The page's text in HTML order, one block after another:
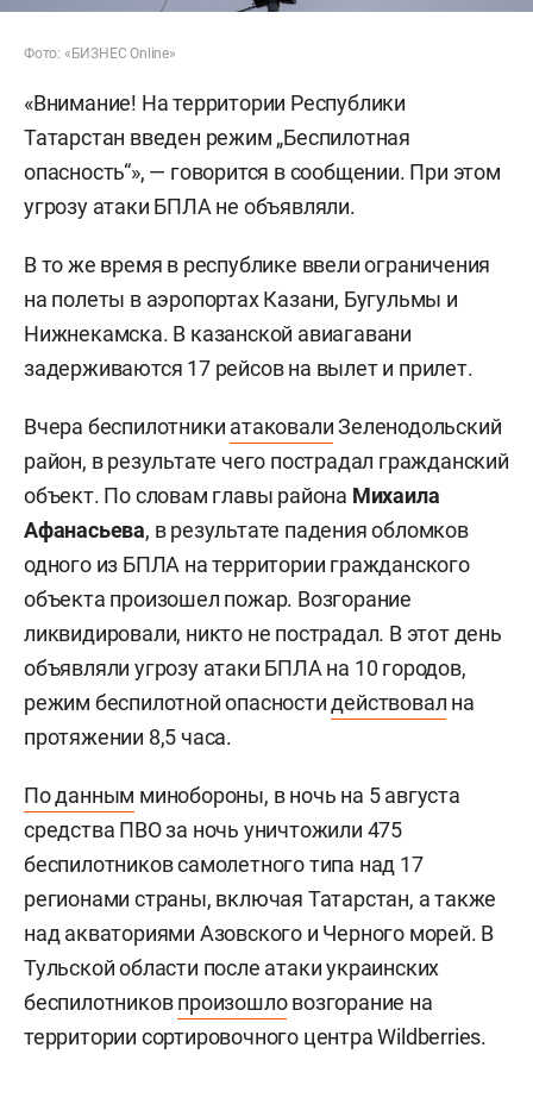
Фото: «БИЗНЕС Online»
«Внимание! На территории Республики
Татарстан введен режим „Беспилотная
опасность“», — говорится в сообщении. При этом
угрозу атаки БПЛА не объявляли.
В то же время в республике ввели ограничения
на полеты в аэропортах Казани, Бугульмы и
Нижнекамска. В казанской авиагавани
задерживаются 17 рейсов на вылет и прилет.
Вчера беспилотники атаковалиЗеленодольский
район, в результате чего пострадал гражданский
объект. По словам главы района Михаила
Афанасьева, в результате падения обломков
одного из БПЛА на территории гражданского
объекта произошел пожар. Возгорание
ликвидировали, никто не пострадал. В этот день
объявляли угрозу атаки БПЛА на 10 городов,
режим беспилотной опасностидействовал на
протяжении 8,5 часа.
По данным минобороны, в ночь на 5 августа
средства ПВО за ночь уничтожили 475
беспилотников самолетного типа над 17
регионами страны, включая Татарстан, а также
над акваториями Азовского и Черного морей. В
Тульской области после атаки украинских
беспилотниковпроизошловозгорание на
территории сортировочного центра Wildberries.